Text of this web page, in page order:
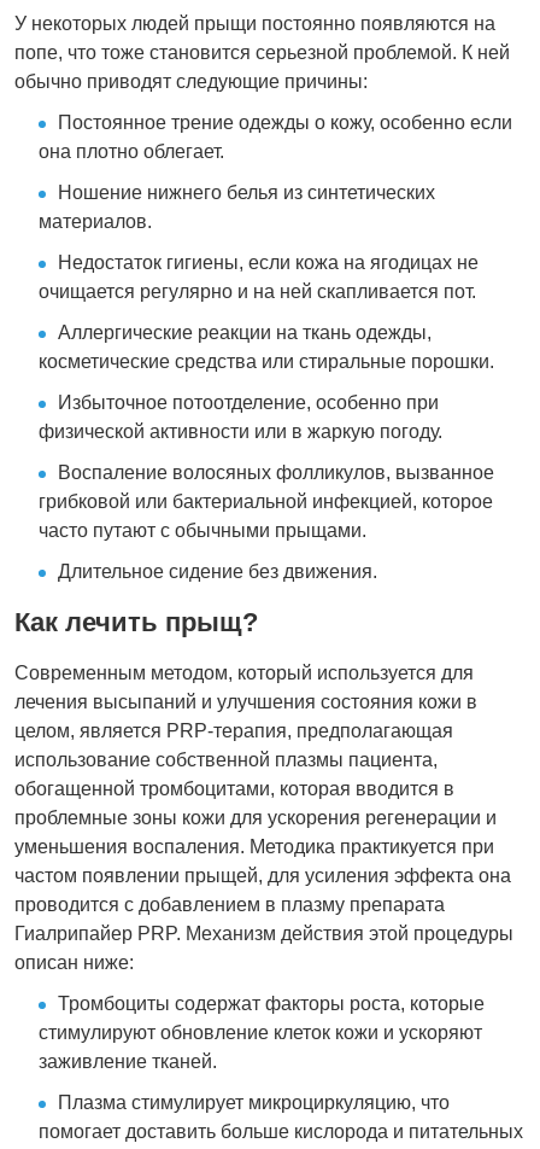
У некоторых людей прыщи постоянно появляются на
попе, что тоже становится серьезной проблемой. К ней
обычно приводят следующие причины:
Постоянное трение одежды о кожу, особенно если
она плотно облегает.
Ношение нижнего белья из синтетических
материалов.
Недостаток гигиены, если кожа на ягодицах не
очищается регулярно и на ней скапливается пот.
Аллергические реакции на ткань одежды,
косметические средства или стиральные порошки.
Избыточное потоотделение, особенно при
физической активности или в жаркую погоду.
Воспаление волосяных фолликулов, вызванное
грибковой или бактериальной инфекцией, которое
часто путают с обычными прыщами.
Длительное сидение без движения.
Как лечить прыщ?
Современным методом, который используется для
лечения высыпаний и улучшения состояния кожи в
целом, является PRP-терапия, предполагающая
использование собственной плазмы пациента,
обогащенной тромбоцитами, которая вводится в
проблемные зоны кожи для ускорения регенерации и
уменьшения воспаления. Методика практикуется при
частом появлении прыщей, для усиления эффекта она
проводится с добавлением в плазму препарата
Гиалрипайер PRP. Механизм действия этой процедуры
описан ниже:
Тромбоциты содержат факторы роста, которые
стимулируют обновление клеток кожи и ускоряют
заживление тканей.
Плазма стимулирует микроциркуляцию, что
помогает доставить больше кислорода и питательных